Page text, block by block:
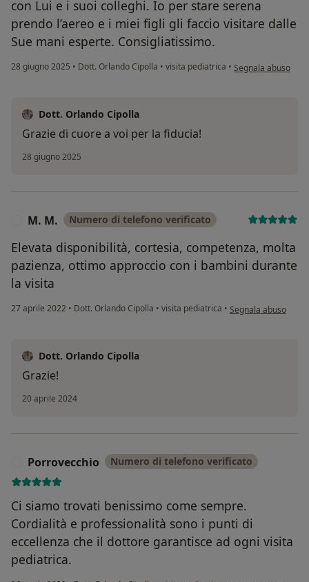
con Lui e i suoi colleghi. Io per stare serena
prendo l’aereo e i miei figli gli faccio visitare dalle
Sue mani esperte. Consigliatissimo.
28 giugno 2025 • Dott. Orlando Cipolla • visita pediatrica • secondo l'opinione
Segnala abuso
Dott. Orlando Cipolla
Grazie di cuore a voi per la fiducia!
28 giugno 2025
M. M. Numero di telefono verificato
Elevata disponibilità, cortesia, competenza, molta
pazienza, ottimo approccio con i bambini durante
la visita
27 aprile 2022 • Dott. Orlando Cipolla • visita pediatrica • secondo l'opinione
Segnala abuso
Dott. Orlando Cipolla
Grazie!
20 aprile 2024
Porrovecchio Numero di telefono verificato
Ci siamo trovati benissimo come sempre.
Cordialità e professionalità sono i punti di
eccellenza che il dottore garantisce ad ogni visita
pediatrica.